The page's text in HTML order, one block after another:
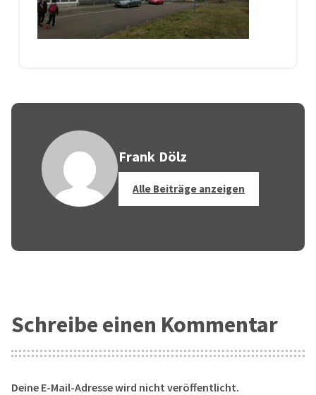
Frank Dölz
Alle Beiträge anzeigen
Schreibe einen Kommentar
Deine E-Mail-Adresse wird nicht veröffentlicht.